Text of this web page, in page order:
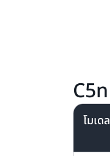
C5n
โมเดล